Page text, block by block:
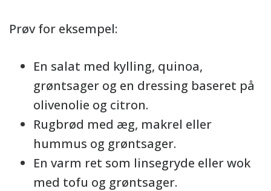
Prøv for eksempel:
En salat med kylling, quinoa,
grøntsager og en dressing baseret på
olivenolie og citron.
Rugbrød med æg, makrel eller
hummus og grøntsager.
En varm ret som linsegryde eller wok
med tofu og grøntsager.